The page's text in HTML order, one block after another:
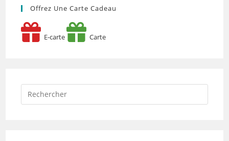
Offrez Une Carte Cadeau
E-carte Carte